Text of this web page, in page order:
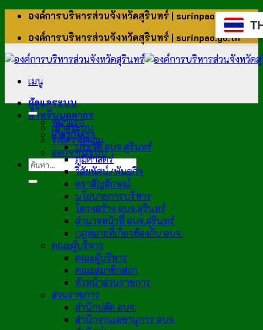
ข้าม
เนื้อหา
องค์การบริหารส่วนจังหวัดสุรินทร์ | surinpao.go.th
องค์การบริหารส่วนจังหวัดสุรินทร์ | surinpao.go.th
เมนู
ผู้ดูแลระบบ
สำหรับบุคลากร
เข้าสู่ระบบ
รีเซ็ตรหัสผ่าน
ออกจากระบบ
หน้าแรก
เกี่ยวกับเรา
ประวัติ อบจ.สุรินทร์
ภูมิศาสตร์
วิสัยทัศน์/พันธกิจ
ตราสัญลักษณ์
นโยบายการบริหาร
โครงสร้าง อบจ.สุรินทร์
อำนาจหน้าที่ อบจ.สุรินทร์
กฎหมายที่เกี่ยวข้องกับ อบจ.
คณะผู้บริหาร
คณะผู้บริหาร
คณะสมาชิกสภา
หัวหน้าส่วนราชการ
ส่วนราชการ
สำนักปลัด อบจ.
สำนักงานเลขานุการ อบจ.